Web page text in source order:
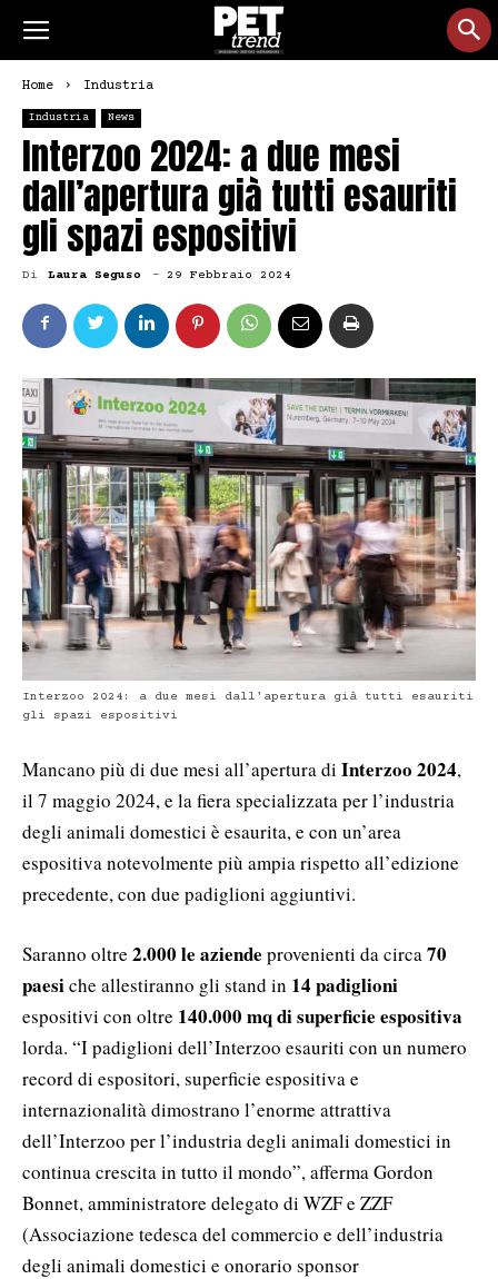
Home Industria
Industria News
Interzoo 2024: a due mesi
dall’apertura già tutti esauriti
gli spazi espositivi
Di Laura Seguso - 29 Febbraio 2024
Interzoo 2024: a due mesi dall'apertura già tutti esauriti
gli spazi espositivi
Mancano più di due mesi all’apertura di Interzoo 2024,
il 7 maggio 2024, e la fiera specializzata per l’industria
degli animali domestici è esaurita, e con un’area
espositiva notevolmente più ampia rispetto all’edizione
precedente, con due padiglioni aggiuntivi.
Saranno oltre 2.000 le aziende provenienti da circa70
paesiche allestiranno gli stand in 14 padiglioni
espositivi con oltre 140.000 mq di superficie espositiva
lorda. “I padiglioni dell’Interzoo esauriti con un numero
record di espositori, superficie espositiva e
internazionalità dimostrano l’enorme attrattiva
dell’Interzoo per l’industria degli animali domestici in
continua crescita in tutto il mondo”, afferma Gordon
Bonnet, amministratore delegato di WZF e ZZF
(Associazione tedesca del commercio e dell’industria
degli animali domestici e onorario sponsor